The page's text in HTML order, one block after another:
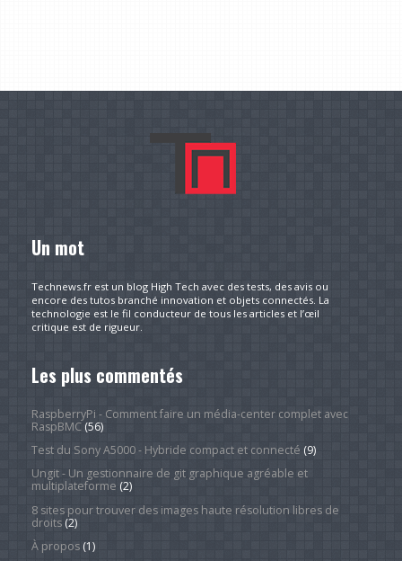
Un mot
Technews.fr est un blog High Tech avec des tests, des avis ou
encore des tutos branché innovation et objets connectés. La
technologie est le fil conducteur de tous les articles et l’œil
critique est de rigueur.
Les plus commentés
RaspberryPi - Comment faire un média-center complet avec
RaspBMC(56)
Test du Sony A5000 - Hybride compact et connecté (9)
Ungit - Un gestionnaire de git graphique agréable et
multiplateforme (2)
8 sites pour trouver des images haute résolution libres de
droits(2)
À propos(1)